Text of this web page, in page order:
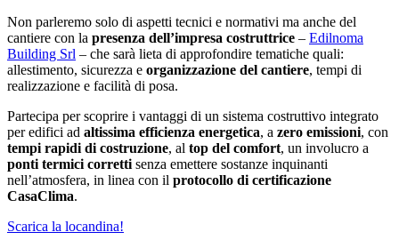
Non parleremo solo di aspetti tecnici e normativi ma anche del
cantiere con la presenza dell’impresa costruttrice – Edilnoma
Building Srl – che sarà lieta di approfondire tematiche quali:
allestimento, sicurezza e organizzazione del cantiere, tempi di
realizzazione e facilità di posa.
Partecipa per scoprire i vantaggi di un sistema costruttivo integrato
per edifici ad altissima efficienza energetica, a zero emissioni, con
tempi rapidi di costruzione, al top del comfort, un involucro a
ponti termici corretti senza emettere sostanze inquinanti
nell’atmosfera, in linea con il protocollo di certificazione
CasaClima.
Scarica la locandina!